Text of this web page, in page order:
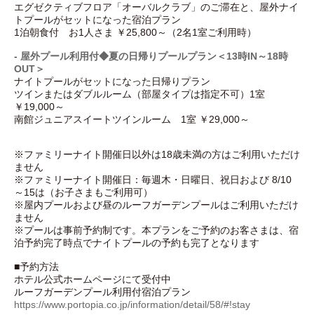
エグゼクティブフロア「オーバルクラブ」のご滞在と、屋外ナイ
トプールがセットになった宿泊プラン
1泊朝食付 お1人さま ￥25,800～（2名1室ご利用時）
- 屋外プール利用付◆夏の日帰りプールプラン＜13時IN～18時
OUT＞
ナイトプールがセットになった日帰りプラン
ツインまたはダブルルーム（部屋タイプは指定不可）1室
￥19,000～
南館ジュニアスイートツインルーム 1室 ￥29,000～
※ファミリーナイト開催日以外は18歳未満の方はご利用いただけ
ません
※ファミリーナイト開催日：毎週木・日曜日、祝日および 8/10
～15は（お子さまもご利用可）
※屋内プールおよび昼のルーフガーデンプールはご利用いただけ
ません
※プールは事前予約制です。本プランをご予約のお客さまは、宿
泊予約完了時点でナイトプールの予約も完了となります
■予約方法
ホテル公式ホームページにて受付中
ルーフガーデンプール利用付宿泊プラン
https://www.portopia.co.jp/information/detail/58/#!stay